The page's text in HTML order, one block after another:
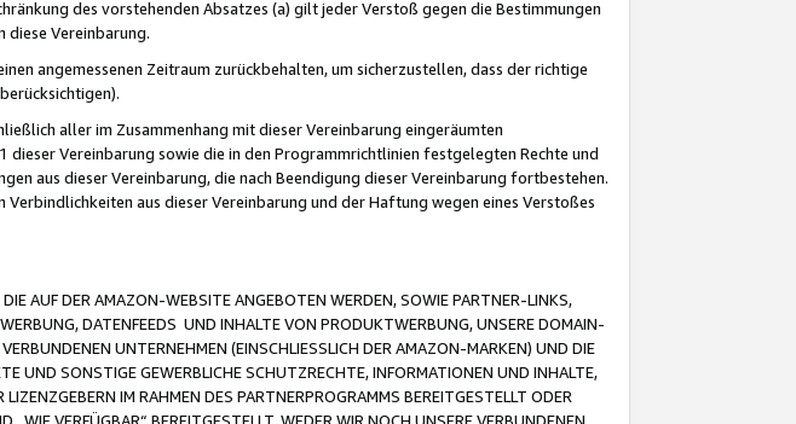
des vorstehenden Absatzes (a) gilt jeder Verstoß gegen die Bestimmungen
Vereinbarung.
angemessenen Zeitraum zurückbehalten, um sicherzustellen, dass der richtige
aller im Zusammenhang mit dieser Vereinbarung eingeräumten
Vereinbarung sowie die in den Programmrichtlinien festgelegten Rechte und
aus dieser Vereinbarung, die nach Beendigung dieser Vereinbarung fortbestehen.
aus dieser Vereinbarung und der Haftung wegen eines Verstoßes
AUF DER AMAZON-WEBSITE ANGEBOTEN WERDEN, SOWIE PARTNER-LINKS,
DATENFEEDS UND INHALTE VON PRODUKTWERBUNG, UNSERE DOMAIN-
UNTERNEHMEN (EINSCHLIESSLICH DER AMAZON-MARKEN) UND DIE
UND SONSTIGE GEWERBLICHE SCHUTZRECHTE, INFORMATIONEN UND INHALTE,
IM RAHMEN DES PARTNERPROGRAMMS BEREITGESTELLT ODER